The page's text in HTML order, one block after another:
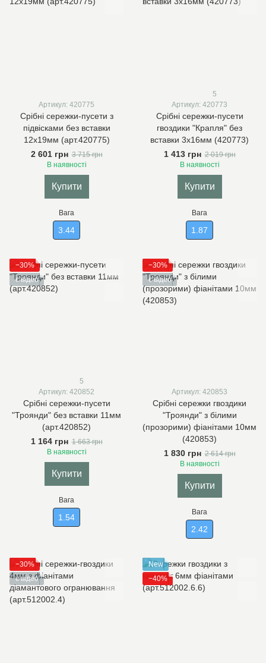
Артикул: 420775
Срібні сережки-пусети з
підвісками без вставки
12х19мм (арт.420775)
2 601 грн 3 715 грн
В наявності
Купити
Вага
3.44
5
Артикул: 420773
Срібні сережки-пусети
гвоздики "Крапля" без
вставки 3х16мм (420773)
1 413 грн 2 019 грн
В наявності
Купити
Вага
1.87
−30%
є відео
5
Артикул: 420852
Срібні сережки-пусети
"Троянди" без вставки 11мм
(арт.420852)
1 164 грн 1 663 грн
В наявності
Купити
Вага
1.54
−30%
є відео
Артикул: 420853
Срібні сережки гвоздики
"Троянди" з білими
(прозорими) фіанітами 10мм
(420853)
1 830 грн 2 614 грн
В наявності
Купити
Вага
2.42
−30%
є відео
New
−40%